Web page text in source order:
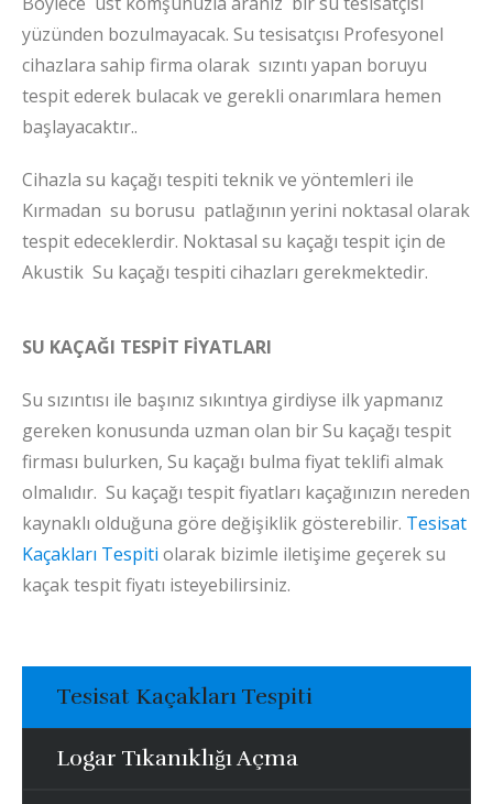
yüzünden bozulmayacak. Su tesisatçısı Profesyonel
cihazlara sahip firma olarak sızıntı yapan boruyu
tespit ederek bulacak ve gerekli onarımlara hemen
başlayacaktır..
Cihazla su kaçağı tespiti teknik ve yöntemleri ile
Kırmadan su borusu patlağının yerini noktasal olarak
tespit edeceklerdir. Noktasal su kaçağı tespit için de
Akustik Su kaçağı tespiti cihazları gerekmektedir.
SU KAÇAĞI TESPİT FİYATLARI
Su sızıntısı ile başınız sıkıntıya girdiyse ilk yapmanız
gereken konusunda uzman olan bir Su kaçağı tespit
firması bulurken, Su kaçağı bulma fiyat teklifi almak
olmalıdır. Su kaçağı tespit fiyatları kaçağınızın nereden
kaynaklı olduğuna göre değişiklik gösterebilir. Tesisat
Kaçakları Tespiti olarak bizimle iletişime geçerek su
kaçak tespit fiyatı isteyebilirsiniz.
Tesisat Kaçakları Tespiti
Logar Tıkanıklığı Açma